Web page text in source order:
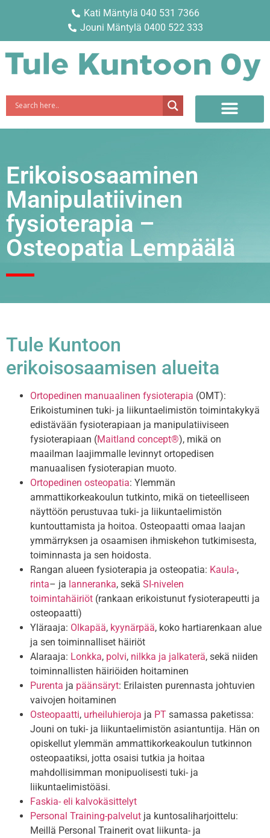
Kati Mäntylä 040 531 7366
Jouni Mäntylä 0400 522 333
Erikoisosaaminen
Manipulatiivinen
fysioterapia –
Osteopatia Lempäälä
Tule Kuntoon
erikoisosaamisen alueita
Ortopedinen manuaalinen fysioterapia (OMT):
Erikoistuminen tuki- ja liikuntaelimistön toimintakykyä
edistävään fysioterapiaan ja manipulatiiviseen
fysioterapiaan (Maitland concept®), mikä on
maailman laajimmalle levinnyt ortopedisen
manuaalisen fysioterapian muoto.
Ortopedinen osteopatia: Ylemmän
ammattikorkeakoulun tutkinto, mikä on tieteelliseen
näyttöön perustuvaa tuki- ja liikuntaelimistön
kuntouttamista ja hoitoa. Osteopaatti omaa laajan
ymmärryksen ja osaamisen ihmiskehon tutkimisesta,
toiminnasta ja sen hoidosta.
Rangan alueen fysioterapia ja osteopatia: Kaula-,
rinta– ja lanneranka, sekä SI-nivelen
toimintahäiriöt (rankaan erikoistunut fysioterapeutti ja
osteopaatti)
Yläraaja: Olkapää, kyynärpää, koko hartiarenkaan alue
ja sen toiminnalliset häiriöt
Alaraaja: Lonkka, polvi, nilkka ja jalkaterä, sekä niiden
toiminnallisten häiriöiden hoitaminen
Purenta ja päänsäryt: Erilaisten purennasta johtuvien
vaivojen hoitaminen
Osteopaatti, urheiluhieroja ja PT samassa paketissa:
Jouni on tuki- ja liikuntaelimistön asiantuntija. Hän on
opiskellut ylemmän ammattikorkeakoulun tutkinnon
osteopaatiksi, jotta osaisi tutkia ja hoitaa
mahdollisimman monipuolisesti tuki- ja
liikuntaelimistöäsi.
Faskia- eli kalvokäsittelyt
Personal Training-palvelut ja kuntosaliharjoittelu:
Meillä Personal Trainerit ovat liikunta- ja